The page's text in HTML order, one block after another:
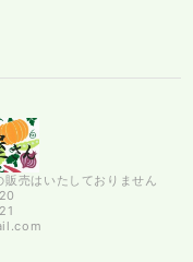
売はいたしておりません